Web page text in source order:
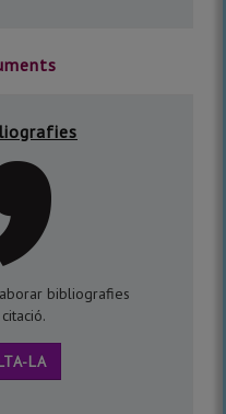
bibliografies
LA